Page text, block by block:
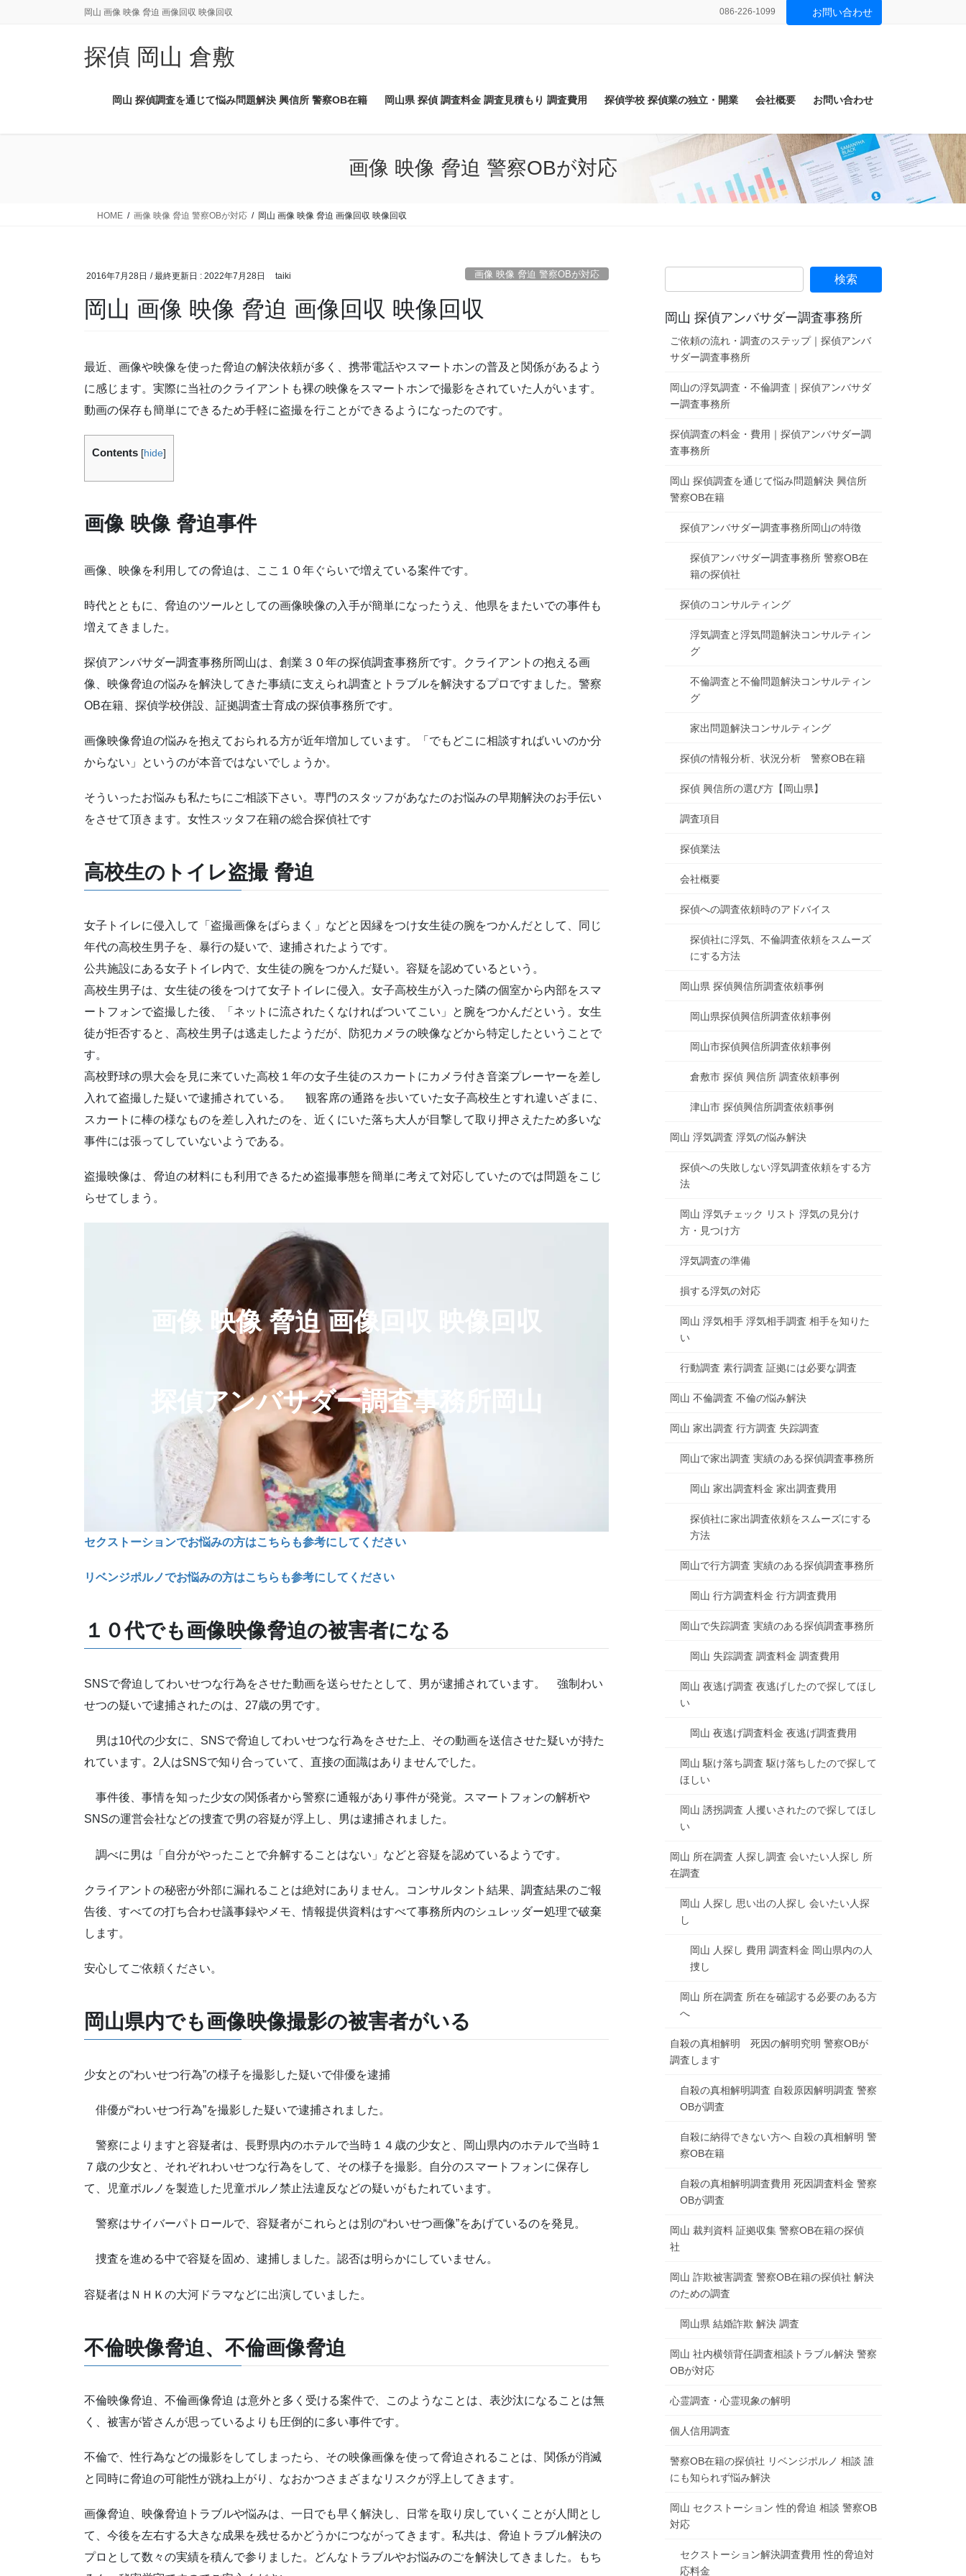
岡山 画像 映像 脅迫 画像回収 映像回収 086-226-1099 お問い合わせ
探偵 岡山 倉敷
岡山 探偵調査を通じて悩み問題解決 興信所 警察OB在籍 岡山県 探偵 調査料金 調査見積もり 調査費用 探偵学校 探偵業の独立・開業 会社概要 お問い合わせ
画像 映像 脅迫 警察OBが対応
HOME 画像 映像 脅迫 警察OBが対応 岡山 画像 映像 脅迫 画像回収 映像回収
2016年7月28日 / 最終更新日 : 2022年7月28日 taiki 画像 映像 脅迫 警察OBが対応
岡山 画像 映像 脅迫 画像回収 映像回収
最近、画像や映像を使った脅迫の解決依頼が多く、携帯電話やスマートホンの普及と関係があるよう
に感じます。実際に当社のクライアントも裸の映像をスマートホンで撮影をされていた人がいます。
動画の保存も簡単にできるため手軽に盗撮を行ことができるようになったのです。
Contents [hide]
画像 映像 脅迫事件
画像、映像を利用しての脅迫は、ここ１０年ぐらいで増えている案件です。
時代とともに、脅迫のツールとしての画像映像の入手が簡単になったうえ、他県をまたいでの事件も
増えてきました。
探偵アンバサダー調査事務所岡山は、創業３０年の探偵調査事務所です。クライアントの抱える画
像、映像脅迫の悩みを解決してきた事績に支えられ調査とトラブルを解決するプロですました。警察
OB在籍、探偵学校併設、証拠調査士育成の探偵事務所です。
画像映像脅迫の悩みを抱えておられる方が近年増加しています。「でもどこに相談すればいいのか分
からない」というのが本音ではないでしょうか。
そういったお悩みも私たちにご相談下さい。専門のスタッフがあなたのお悩みの早期解決のお手伝い
をさせて頂きます。女性スッタフ在籍の総合探偵社です
高校生のトイレ盗撮 脅迫
女子トイレに侵入して「盗撮画像をばらまく」などと因縁をつけ女生徒の腕をつかんだとして、同じ
年代の高校生男子を、暴行の疑いで、逮捕されたようです。
公共施設にある女子トイレ内で、女生徒の腕をつかんだ疑い。容疑を認めているという。
高校生男子は、女生徒の後をつけて女子トイレに侵入。女子高校生が入った隣の個室から内部をスマ
ートフォンで盗撮した後、「ネットに流されたくなければついてこい」と腕をつかんだという。女生
徒が拒否すると、高校生男子は逃走したようだが、防犯カメラの映像などから特定したということで
す。
高校野球の県大会を見に来ていた高校１年の女子生徒のスカートにカメラ付き音楽プレーヤーを差し
入れて盗撮した疑いで逮捕されている。 観客席の通路を歩いていた女子高校生とすれ違いざまに、
スカートに棒の様なものを差し入れたのを、近くにいた落ち大人が目撃して取り押さえたため多いな
事件には張ってしていないようである。
盗撮映像は、脅迫の材料にも利用できるため盗撮事態を簡単に考えて対応していたのでは問題をこじ
らせてしまう。
画像 映像 脅迫 画像回収 映像回収
探偵アンバサダー調査事務所岡山
セクストーションでお悩みの方はこちらも参考にしてください
リベンジポルノでお悩みの方はこちらも参考にしてください
１０代でも画像映像脅迫の被害者になる
SNSで脅迫してわいせつな行為をさせた動画を送らせたとして、男が逮捕されています。 強制わい
せつの疑いで逮捕されたのは、27歳の男です。
男は10代の少女に、SNSで脅迫してわいせつな行為をさせた上、その動画を送信させた疑いが持た
れています。2人はSNSで知り合っていて、直接の面識はありませんでした。
事件後、事情を知った少女の関係者から警察に通報があり事件が発覚。スマートフォンの解析や
SNSの運営会社などの捜査で男の容疑が浮上し、男は逮捕されました。
調べに男は「自分がやったことで弁解することはない」などと容疑を認めているようです。
クライアントの秘密が外部に漏れることは絶対にありません。コンサルタント結果、調査結果のご報
告後、すべての打ち合わせ議事録やメモ、情報提供資料はすべて事務所内のシュレッダー処理で破棄
します。
安心してご依頼ください。
岡山県内でも画像映像撮影の被害者がいる
少女との“わいせつ行為”の様子を撮影した疑いで俳優を逮捕
俳優が“わいせつ行為”を撮影した疑いで逮捕されました。
警察によりますと容疑者は、長野県内のホテルで当時１４歳の少女と、岡山県内のホテルで当時１
７歳の少女と、それぞれわいせつな行為をして、その様子を撮影。自分のスマートフォンに保存し
て、児童ポルノを製造した児童ポルノ禁止法違反などの疑いがもたれています。
警察はサイバーパトロールで、容疑者がこれらとは別の“わいせつ画像”をあげているのを発見。
捜査を進める中で容疑を固め、逮捕しました。認否は明らかにしていません。
容疑者はＮＨＫの大河ドラマなどに出演していました。
不倫映像脅迫、不倫画像脅迫
不倫映像脅迫、不倫画像脅迫 は意外と多く受ける案件で、このようなことは、表沙汰になることは無
く、被害が皆さんが思っているよりも圧倒的に多い事件です。
不倫で、性行為などの撮影をしてしまったら、その映像画像を使って脅迫されることは、関係が消滅
と同時に脅迫の可能性が跳ね上がり、なおかつさまざまなリスクが浮上してきます。
画像脅迫、映像脅迫トラブルや悩みは、一日でも早く解決し、日常を取り戻していくことが人間とし
て、今後を左右する大きな成果を残せるかどうかにつながってきます。私共は、脅迫トラブル解決の
プロとして数々の実績を積んで参りました。どんなトラブルやお悩みのごを解決してきました。もち
岡山 探偵アンバサダー調査事務所
ご依頼の流れ・調査のステップ｜探偵アンバ
サダー調査事務所
岡山の浮気調査・不倫調査｜探偵アンバサダ
ー調査事務所
探偵調査の料金・費用｜探偵アンバサダー調
査事務所
岡山 探偵調査を通じて悩み問題解決 興信所
警察OB在籍
探偵アンバサダー調査事務所岡山の特徴
探偵アンバサダー調査事務所 警察OB在
籍の探偵社
探偵のコンサルティング
浮気調査と浮気問題解決コンサルティン
グ
不倫調査と不倫問題解決コンサルティン
グ
家出問題解決コンサルティング
探偵の情報分析、状況分析 警察OB在籍
探偵 興信所の選び方【岡山県】
調査項目
探偵業法
会社概要
探偵への調査依頼時のアドバイス
探偵社に浮気、不倫調査依頼をスムーズ
にする方法
岡山県 探偵興信所調査依頼事例
岡山県探偵興信所調査依頼事例
岡山市探偵興信所調査依頼事例
倉敷市 探偵 興信所 調査依頼事例
津山市 探偵興信所調査依頼事例
岡山 浮気調査 浮気の悩み解決
探偵への失敗しない浮気調査依頼をする方
法
岡山 浮気チェック リスト 浮気の見分け
方・見つけ方
浮気調査の準備
損する浮気の対応
岡山 浮気相手 浮気相手調査 相手を知りた
い
行動調査 素行調査 証拠には必要な調査
岡山 不倫調査 不倫の悩み解決
岡山 家出調査 行方調査 失踪調査
岡山で家出調査 実績のある探偵調査事務所
岡山 家出調査料金 家出調査費用
探偵社に家出調査依頼をスムーズにする
方法
岡山で行方調査 実績のある探偵調査事務所
岡山 行方調査料金 行方調査費用
岡山で失踪調査 実績のある探偵調査事務所
岡山 失踪調査 調査料金 調査費用
岡山 夜逃げ調査 夜逃げしたので探してほし
い
岡山 夜逃げ調査料金 夜逃げ調査費用
岡山 駆け落ち調査 駆け落ちしたので探して
ほしい
岡山 誘拐調査 人攫いされたので探してほし
い
岡山 所在調査 人探し調査 会いたい人探し 所
在調査
岡山 人探し 思い出の人探し 会いたい人探
し
岡山 人探し 費用 調査料金 岡山県内の人
捜し
岡山 所在調査 所在を確認する必要のある方
へ
自殺の真相解明 死因の解明究明 警察OBが
調査します
自殺の真相解明調査 自殺原因解明調査 警察
OBが調査
自殺に納得できない方へ 自殺の真相解明 警
察OB在籍
自殺の真相解明調査費用 死因調査料金 警察
OBが調査
岡山 裁判資料 証拠収集 警察OB在籍の探偵
社
岡山 詐欺被害調査 警察OB在籍の探偵社 解決
のための調査
岡山県 結婚詐欺 解決 調査
岡山 社内横領背任調査相談トラブル解決 警察
OBが対応
心霊調査・心霊現象の解明
個人信用調査
警察OB在籍の探偵社 リベンジポルノ 相談 誰
にも知られず悩み解決
岡山 セクストーション 性的脅迫 相談 警察OB
対応
セクストーション解決調査費用 性的脅迫対
応料金